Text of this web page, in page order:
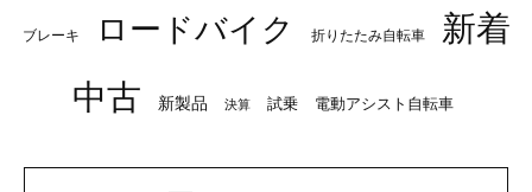
ブレーキ ロードバイク 折りたたみ自転車
新着
中古
新製品 決算 試乗 電動アシスト自転車